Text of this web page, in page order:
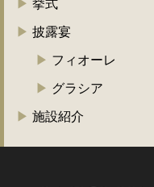
挙式
披露宴
フィオーレ
グラシア
施設紹介